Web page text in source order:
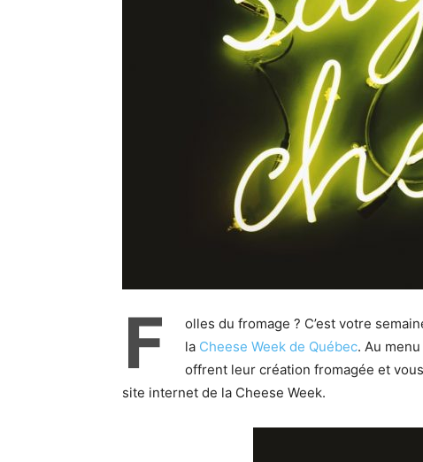
F
olles du fromage ? C’est votre
la Cheese Week de Québec. Au
offrent leur création fromagée et
site internet de la Cheese Week.